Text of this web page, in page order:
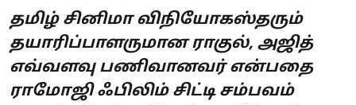
தமிழ் சினிமா விநியோகஸ்தரும்
தயாரிப்பாளருமான ராகுல், அஜித்
எவ்வளவு பணிவானவர் என்பதை
ராமோஜி ஃபிலிம் சிட்டி சம்பவம்